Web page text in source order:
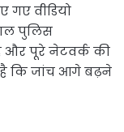
गए वीडियो
पुलिस
और पूरे नेटवर्क की
है कि जांच आगे बढ़ने